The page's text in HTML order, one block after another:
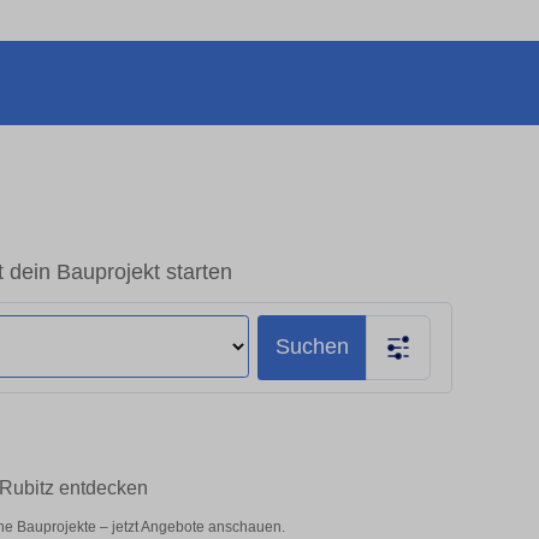
dein Bauprojekt starten
Suchen
entdecken
Bauprojekte – jetzt Angebote anschauen.